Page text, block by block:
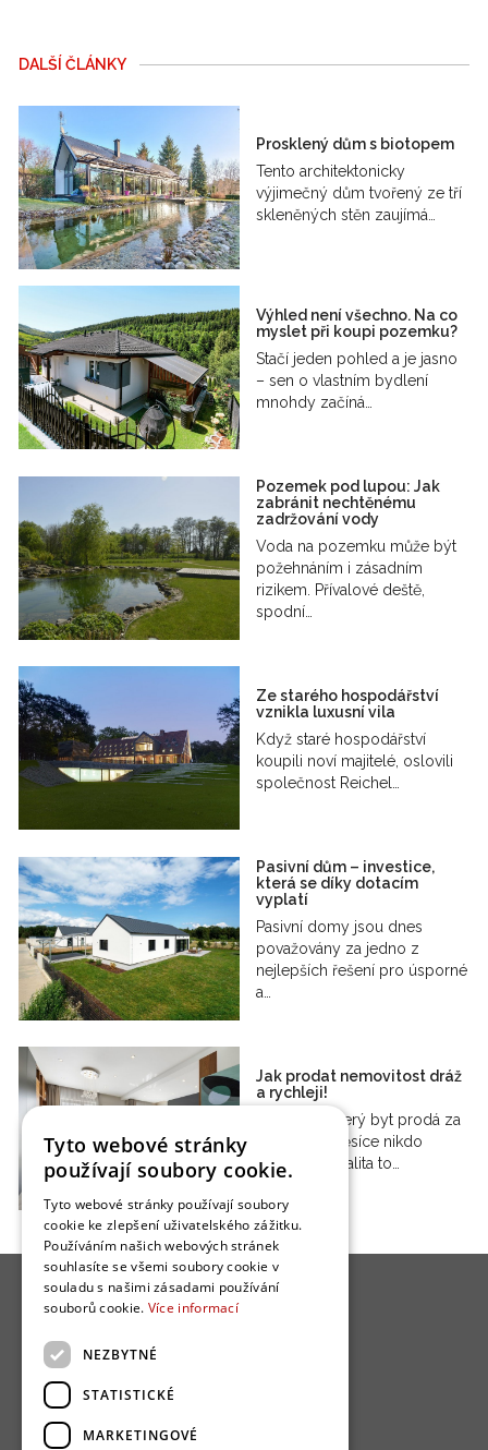
DALŠÍ ČLÁNKY
Prosklený dům s biotopem
Tento architektonicky
výjimečný dům tvořený ze tří
skleněných stěn zaujímá…
Výhled není všechno. Na co
myslet při koupi pozemku?
Stačí jeden pohled a je jasno
– sen o vlastním bydlení
mnohdy začíná…
Pozemek pod lupou: Jak
zabránit nechtěnému
zadržování vody
Voda na pozemku může být
požehnáním i zásadním
rizikem. Přívalové deště,
spodní…
Ze starého hospodářství
vznikla luxusní vila
Když staré hospodářství
koupili noví majitelé, oslovili
společnost Reichel…
Pasivní dům – investice,
která se díky dotacím
vyplatí
Pasivní domy jsou dnes
považovány za jedno z
nejlepších řešení pro úsporné
a…
Jak prodat nemovitost dráž
a rychleji!
Proč se některý byt prodá za
den a jiný měsíce nikdo
nechce? Lokalita to…
Tyto webové stránky
používají soubory cookie.
Tyto webové stránky používají soubory
cookie ke zlepšení uživatelského zážitku.
Používáním našich webových stránek
souhlasíte se všemi soubory cookie v
souladu s našimi zásadami používání
souborů cookie. Více informací
NEZBYTNÉ
STATISTICKÉ
MARKETINGOVÉ